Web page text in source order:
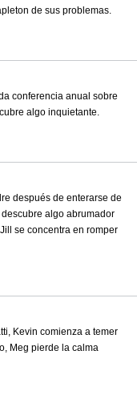
de sus problemas.
conferencia anual sobre
algo inquietante.
después de enterarse de
algo abrumador
se concentra en romper
Kevin comienza a temer
Meg pierde la calma